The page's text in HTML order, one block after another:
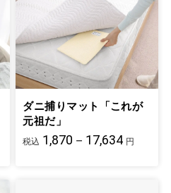
ダニ捕りマット「これが
元祖だ」
税込 1,870－17,634 円